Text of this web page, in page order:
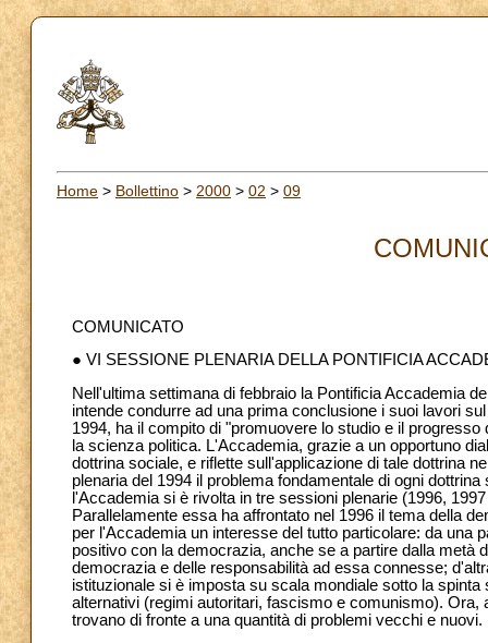
Home > Bollettino > 2000 > 02 > 09
COMUNICATO
● VI SESSIONE PLENARIA DELLA PONTIFICIA
Nell'ultima settimana di febbraio la Pontificia Accademia
intende condurre ad una prima conclusione i suoi lavori
1994, ha il compito di "promuovere lo studio e il
la scienza politica. L'Accademia, grazie a un opportuno
dottrina sociale, e riflette sull'applicazione di tale dottrina
plenaria del 1994 il problema fondamentale di ogni
l'Accademia si è rivolta in tre sessioni plenarie (1996,
Parallelamente essa ha affrontato nel 1996 il tema della
per l'Accademia un interesse del tutto particolare: da una
positivo con la democrazia, anche se a partire dalla metà
democrazia e delle responsabilità ad essa connesse;
istituzionale si è imposta su scala mondiale sotto la
alternativi (regimi autoritari, fascismo e comunismo).
trovano di fronte a una quantità di problemi vecchi e nuovi.